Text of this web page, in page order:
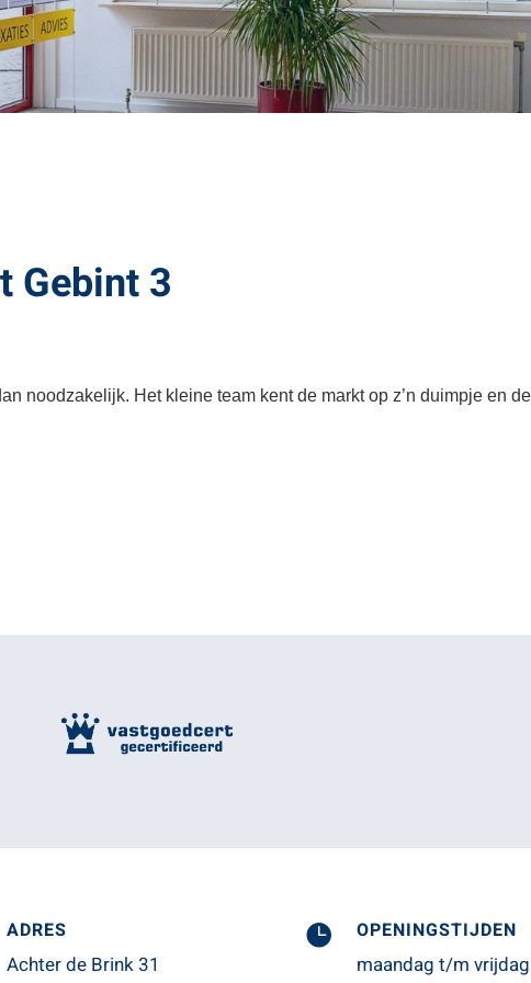
Gebint 3
noodzakelijk. Het kleine team kent de markt op z’n duimpje en
ADRES
Achter de Brink 31
 OPENINGSTIJDEN
maandag t/m vrijdag